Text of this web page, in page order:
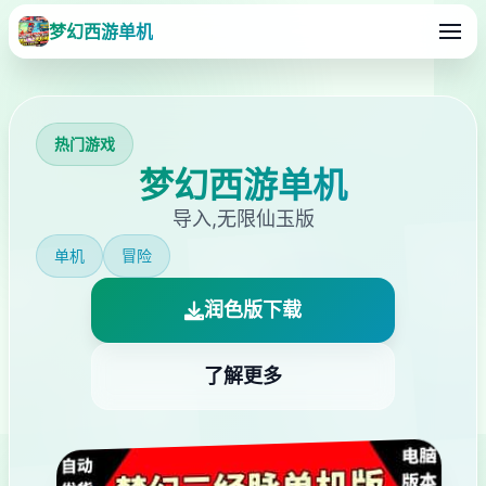
梦幻西游单机
热门游戏
梦幻西游单机
导入,无限仙玉版
单机 冒险
润色版下载
了解更多